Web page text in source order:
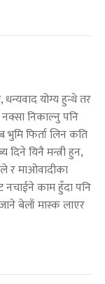
योग्य हुन्थे तर
निकाल्नु पनि
भुमि फिर्ता लिन कति
दिने यिनै मन्त्री हुन,
र माओवादीका
नचाईने काम हुँदा पनि
बेलाँ मास्क लाएर